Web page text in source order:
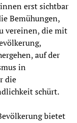
erst sichtbar
Bemühungen,
vereinen, die mit
auf der
in
die
schürt.
bietet